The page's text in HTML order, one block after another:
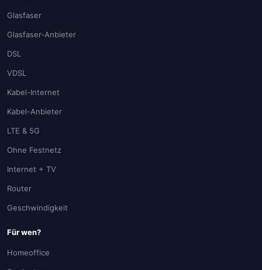
Glasfaser
Glasfaser-Anbieter
DSL
VDSL
Kabel-Internet
Kabel-Anbieter
LTE & 5G
Ohne Festnetz
Internet + TV
Router
Geschwindigkeit
Für wen?
Homeoffice